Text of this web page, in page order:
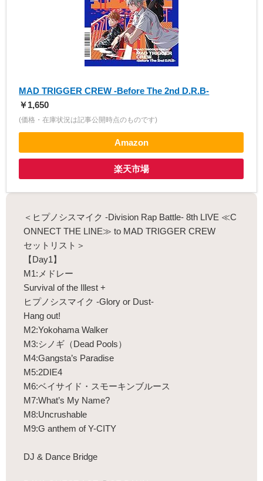
MAD TRIGGER CREW -Before The 2nd D.R.B-
￥1,650
(価格・在庫状況は記事公開時点のものです)
Amazon
楽天市場
＜ヒプノシスマイク -Division Rap Battle- 8th LIVE ≪C
ONNECT THE LINE≫ to MAD TRIGGER CREW
セットリスト＞
【Day1】
M1:メドレー
Survival of the Illest +
ヒプノシスマイク -Glory or Dust-
Hang out!
M2:Yokohama Walker
M3:シノギ（Dead Pools）
M4:Gangsta’s Paradise
M5:2DIE4
M6:ベイサイド・スモーキンブルース
M7:What’s My Name?
M8:Uncrushable
M9:G anthem of Y-CITY
DJ & Dance Bridge